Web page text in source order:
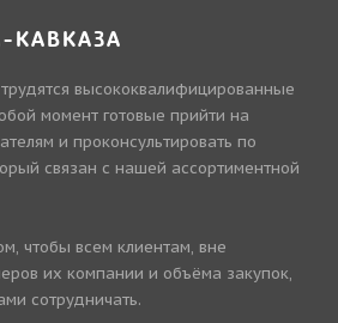
высококвалифицированные
момент готовые прийти на
и проконсультировать по
связан с нашей ассортиментной
чтобы всем клиентам, вне
их компании и объёма закупок,
сотрудничать.